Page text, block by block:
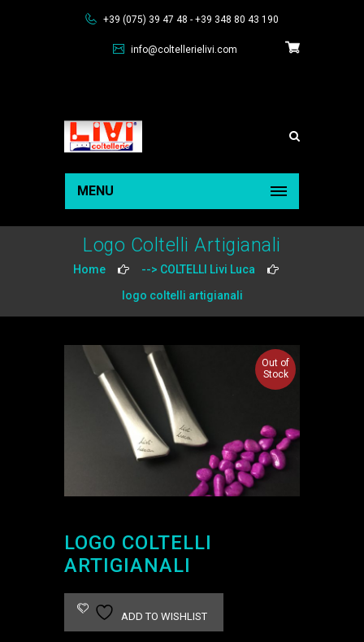
+39 (075) 39 47 48 - +39 348 80 43 190
info@coltellerielivi.com
MENU
Logo Coltelli Artigianali
Home
--> COLTELLI Livi Luca
logo coltelli artigianali
Out of
Stock
LOGO COLTELLI
ARTIGIANALI
ADD TO WISHLIST